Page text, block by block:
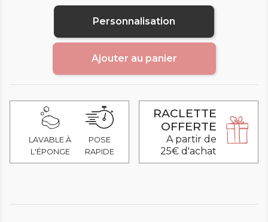
Personnalisation
Ajouter au panier
LAVABLE À
L'ÉPONGE
POSE
RAPIDE
RACLETTE
OFFERTE
A partir de
25€ d'achat